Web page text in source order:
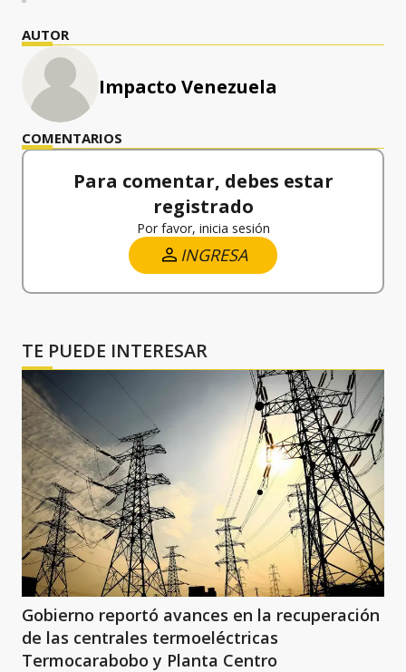
AUTOR
Impacto Venezuela
COMENTARIOS
Para comentar, debes estar
registrado
Por favor, inicia sesión
INGRESA
TE PUEDE INTERESAR
Gobierno reportó avances en la recuperación
de las centrales termoeléctricas
Termocarabobo y Planta Centro